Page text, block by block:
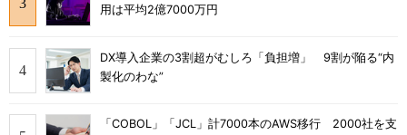
用は平均2億7000万円
DX導入企業の3割超がむしろ「負担増」 9割が陥る“内
製化のわな”
「COBOL」「JCL」計7000本のAWS移行 2000社を支